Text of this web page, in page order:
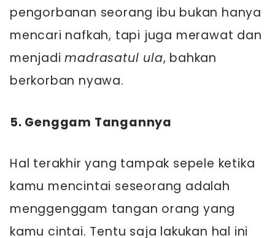
pengorbanan seorang ibu bukan hanya
mencari nafkah, tapi juga merawat dan
menjadimadrasatul ula, bahkan
berkorban nyawa.
5. Genggam Tangannya
Hal terakhir yang tampak sepele ketika
kamu mencintai seseorang adalah
menggenggam tangan orang yang
kamu cintai. Tentu saja lakukan hal ini